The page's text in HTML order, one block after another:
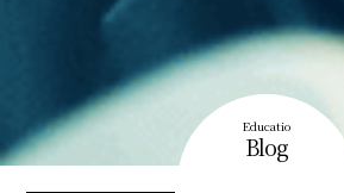
Educatio
Blog